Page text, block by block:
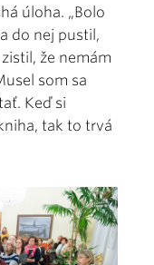
úloha. „Bolo
do nej pustil,
že nemám
som sa
Keď si
tak to trvá